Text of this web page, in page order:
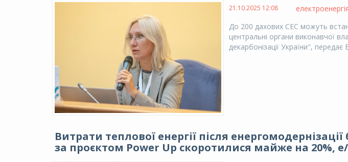
21.10.2025 12:08
До 200 дахових СЕС можуть
центральні органи виконавчої
декарбонізації України",
Витрати теплової енергії після енергомодернізації
за проєктом Power Up скоротилися майже на 20%, е/